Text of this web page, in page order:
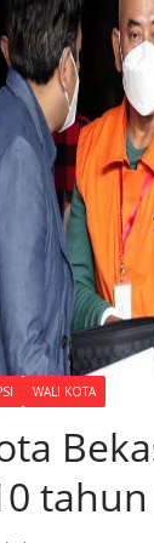
WALI KOTA